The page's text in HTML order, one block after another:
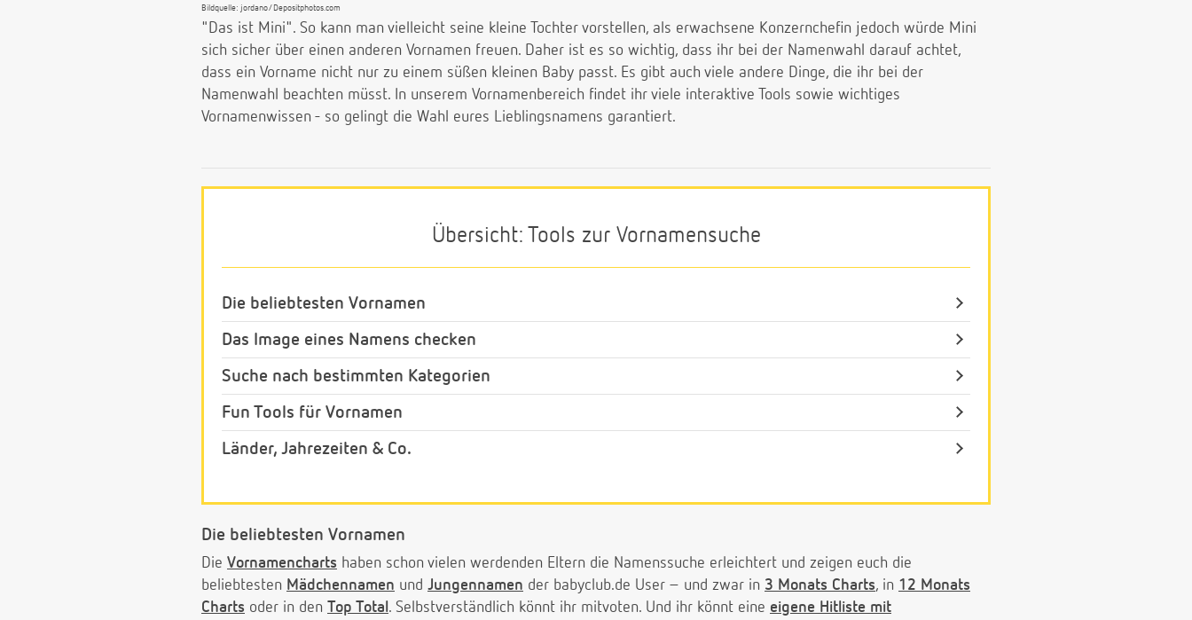
Bildquelle: jordano/Depositphotos.com
"Das ist Mini". So kann man vielleicht seine kleine Tochter vorstellen, als erwachsene Konzernchefin jedoch würde Mini
sich sicher über einen anderen Vornamen freuen. Daher ist es so wichtig, dass ihr bei der Namenwahl darauf achtet,
dass ein Vorname nicht nur zu einem süßen kleinen Baby passt. Es gibt auch viele andere Dinge, die ihr bei der
Namenwahl beachten müsst. In unserem Vornamenbereich findet ihr viele interaktive Tools sowie wichtiges
Vornamenwissen - so gelingt die Wahl eures Lieblingsnamens garantiert.
Übersicht: Tools zur Vornamensuche
Die beliebtesten Vornamen
Das Image eines Namens checken
Suche nach bestimmten Kategorien
Fun Tools für Vornamen
Länder, Jahrezeiten & Co.
Die beliebtesten Vornamen
Die Vornamencharts haben schon vielen werdenden Eltern die Namenssuche erleichtert und zeigen euch die
beliebtesten Mädchennamen und Jungennamen der babyclub.de User – und zwar in 3 Monats Charts, in 12 Monats
Charts oder in den Top Total. Selbstverständlich könnt ihr mitvoten. Und ihr könnt eine eigene Hitliste mit